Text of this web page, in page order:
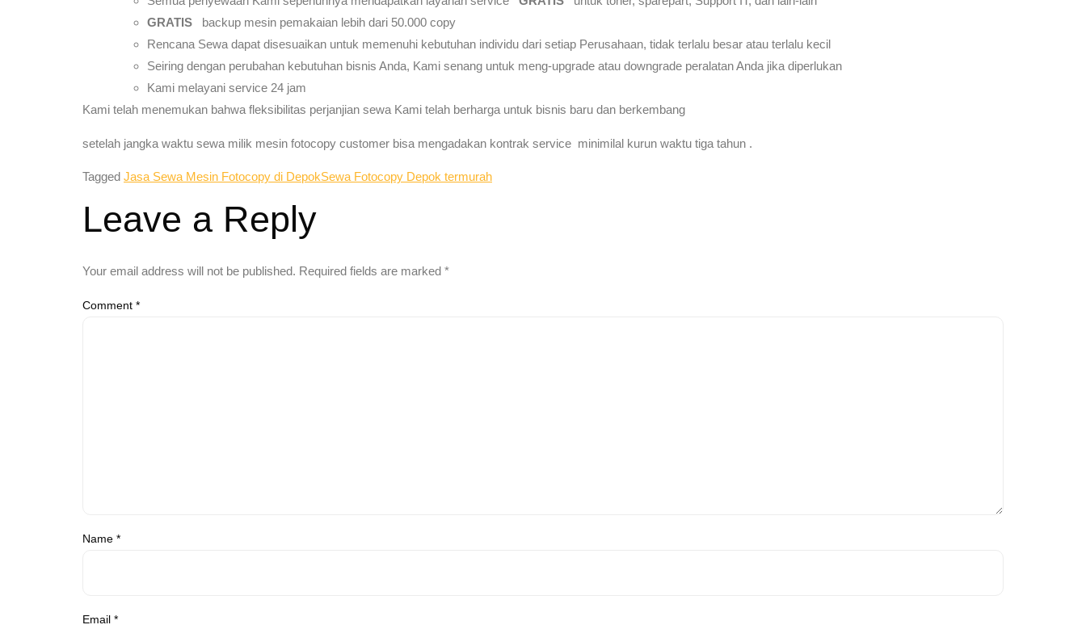
GRATIS
backup mesin pemakaian lebih dari 50.000 copy
Rencana Sewa dapat disesuaikan untuk memenuhi kebutuhan individu dari setiap Perusahaan, tidak terlalu besar atau terlalu kecil
Seiring dengan perubahan kebutuhan bisnis Anda, Kami senang untuk meng-upgrade atau downgrade peralatan Anda jika diperlukan
Kami melayani service 24 jam
Kami telah menemukan bahwa fleksibilitas perjanjian sewa Kami telah berharga untuk bisnis baru dan berkembang
setelah jangka waktu sewa milik mesin fotocopy customer bisa mengadakan kontrak service minimilal kurun waktu tiga tahun .
Tagged Jasa Sewa Mesin Fotocopy di DepokSewa Fotocopy Depok termurah
Leave a Reply
Your email address will not be published. Required fields are marked *
Comment *
Name *
Email *